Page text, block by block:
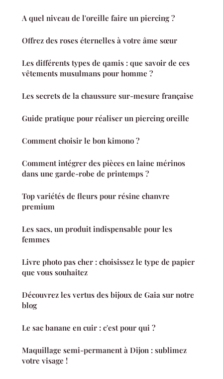
A quel niveau de l'oreille faire un piercing ?
Offrez des roses éternelles à votre âme sœur
Les différents types de qamis : que savoir de ces
vêtements musulmans pour homme ?
Les secrets de la chaussure sur-mesure française
Guide pratique pour réaliser un piercing oreille
Comment choisir le bon kimono ?
Comment intégrer des pièces en laine mérinos
dans une garde-robe de printemps ?
Top variétés de fleurs pour résine chanvre
premium
Les sacs, un produit indispensable pour les
femmes
Livre photo pas cher : choisissez le type de papier
que vous souhaitez
Découvrez les vertus des bijoux de Gaia sur notre
blog
Le sac banane en cuir : c'est pour qui ?
Maquillage semi-permanent à Dijon : sublimez
votre visage !